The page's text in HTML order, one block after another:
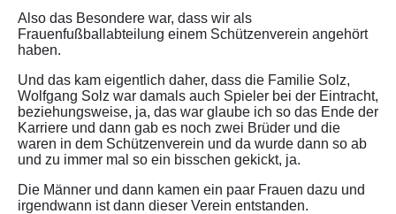
Also das Besondere war, dass wir als
Frauenfußballabteilung einem Schützenverein angehört
haben.
Und das kam eigentlich daher, dass die Familie Solz,
Wolfgang Solz war damals auch Spieler bei der Eintracht,
beziehungsweise, ja, das war glaube ich so das Ende der
Karriere und dann gab es noch zwei Brüder und die
waren in dem Schützenverein und da wurde dann so ab
und zu immer mal so ein bisschen gekickt, ja.
Die Männer und dann kamen ein paar Frauen dazu und
irgendwann ist dann dieser Verein entstanden.